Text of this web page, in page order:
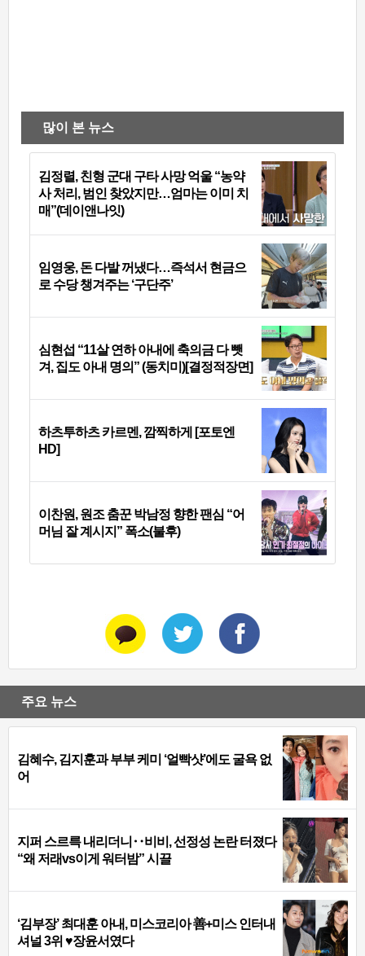
많이 본 뉴스
김정렬, 친형 군대 구타 사망 억울 “농약
사 처리, 범인 찾았지만…엄마는 이미 치
매”(데이앤나잇)
임영웅, 돈 다발 꺼냈다…즉석서 현금으
로 수당 챙겨주는 ‘구단주’
심현섭 “11살 연하 아내에 축의금 다 뺏
겨, 집도 아내 명의” (동치미)[결정적장면]
하츠투하츠 카르멘, 깜찍하게 [포토엔
HD]
이찬원, 원조 춤꾼 박남정 향한 팬심 “어
머님 잘 계시지” 폭소(불후)
주요 뉴스
김혜수, 김지훈과 부부 케미 ‘얼빡샷’에도 굴욕 없
어
지퍼 스르륵 내리더니‥비비, 선정성 논란 터졌다
“왜 저래vs이게 워터밤” 시끌
‘김부장’ 최대훈 아내, 미스코리아 善+미스 인터내
셔널 3위 ♥장윤서였다